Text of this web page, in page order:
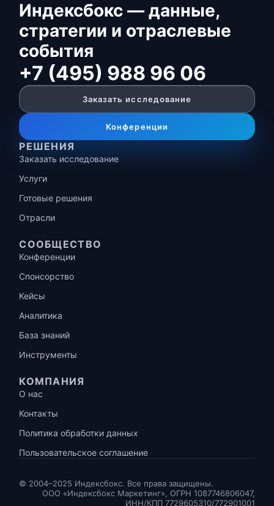
Индексбокс — данные,
стратегии и отраслевые
события
+7 (495) 988 96 06
Заказать исследование
Конференции
РЕШЕНИЯ
Заказать исследование
Услуги
Готовые решения
Отрасли
СООБЩЕСТВО
Конференции
Спонсорство
Кейсы
Аналитика
База знаний
Инструменты
КОМПАНИЯ
О нас
Контакты
Политика обработки данных
Пользовательское соглашение
© 2004–2025 Индексбокс. Все права защищены.
ООО «Индексбокс Маркетинг», ОГРН 1087746806047,
ИНН/КПП 7729605310/772901001